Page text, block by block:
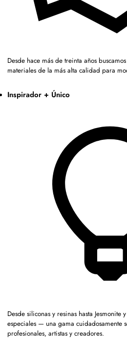
Desde hace más de treinta años
materiales de la más alta calidad para
Inspirador + Único
Desde siliconas y resinas hasta Jesmonite
especiales — una gama cuidadosamente
profesionales, artistas y creadores.